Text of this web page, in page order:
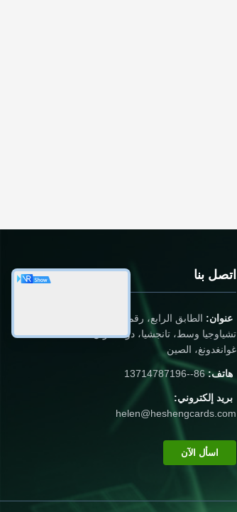
اتصل بنا
عنوان:
تشياوجيا وسط، تانجشيا، دونغغغوان،
غوانغدونغ، الصين
هاتف:86--13714787196
بريد إلكتروني:
helen@heshengcards.com
اسأل الآن